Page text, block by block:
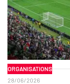
ORGANISATIONS
28/06/2026